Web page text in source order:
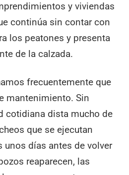
y viviendas
continúa sin contar con
los peatones y presenta
de la calzada.
frecuentemente que
mantenimiento. Sin
cotidiana dista mucho de
que se ejecutan
unos días antes de volver
reaparecen, las